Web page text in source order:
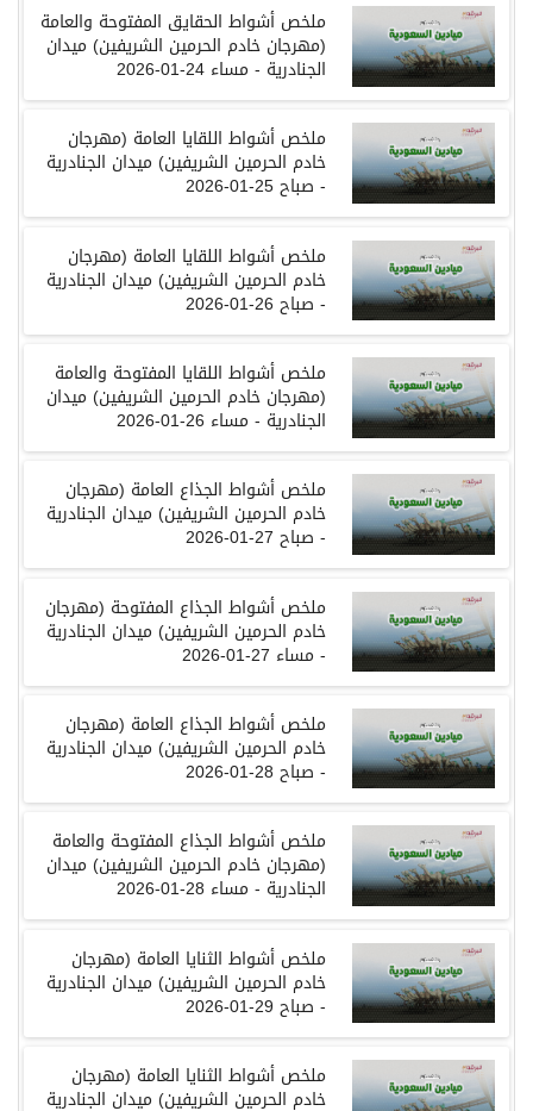
ملخص أشواط الحقايق المفتوحة والعامة
(مهرجان خادم الحرمين الشريفين) ميدان
الجنادرية - مساء
ملخص أشواط اللقايا العامة (مهرجان
خادم الحرمين الشريفين) ميدان الجنادرية
- صباح25-01-2026
ملخص أشواط اللقايا العامة (مهرجان
خادم الحرمين الشريفين) ميدان الجنادرية
- صباح26-01-2026
ملخص أشواط اللقايا المفتوحة والعامة
(مهرجان خادم الحرمين الشريفين) ميدان
الجنادرية - مساء
ملخص أشواط الجذاع العامة (مهرجان
خادم الحرمين الشريفين) ميدان الجنادرية
- صباح27-01-2026
ملخص أشواط الجذاع المفتوحة (مهرجان
خادم الحرمين الشريفين) ميدان الجنادرية
- مساء
ملخص أشواط الجذاع العامة (مهرجان
خادم الحرمين الشريفين) ميدان الجنادرية
- صباح28-01-2026
ملخص أشواط الجذاع المفتوحة والعامة
(مهرجان خادم الحرمين الشريفين) ميدان
الجنادرية - مساء
ملخص أشواط الثنايا العامة (مهرجان
خادم الحرمين الشريفين) ميدان الجنادرية
- صباح29-01-2026
ملخص أشواط الثنايا العامة (مهرجان
خادم الحرمين الشريفين) ميدان الجنادرية